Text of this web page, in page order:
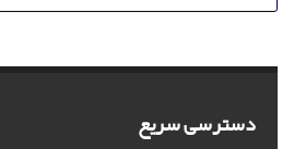
دسترسی سریع